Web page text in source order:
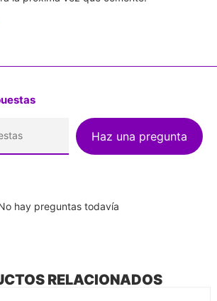
Haz una pregunta
hay preguntas todavía
RELACIONADOS